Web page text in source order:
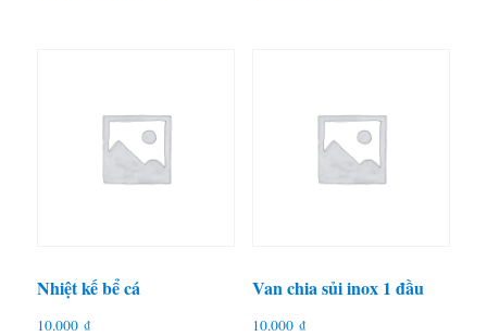
Nhiệt kế bể cá
10.000₫
Van chia sủi inox 1 đầu
10.000 ₫